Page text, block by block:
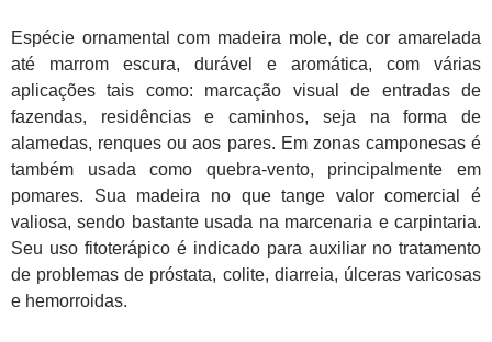
Espécie ornamental com madeira mole, de cor amarelada
até marrom escura, durável e aromática, com várias
aplicações tais como: marcação visual de entradas de
fazendas, residências e caminhos, seja na forma de
alamedas, renques ou aos pares. Em zonas camponesas é
também usada como quebra-vento, principalmente em
pomares. Sua madeira no que tange valor comercial é
valiosa, sendo bastante usada na marcenaria e carpintaria.
Seu uso fitoterápico é indicado para auxiliar no tratamento
de problemas de próstata, colite, diarreia, úlceras varicosas
e hemorroidas.